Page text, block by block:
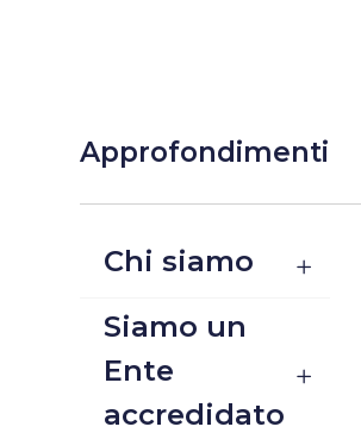
Approfondimenti
Chi siamo
Siamo un
Ente
accredidato